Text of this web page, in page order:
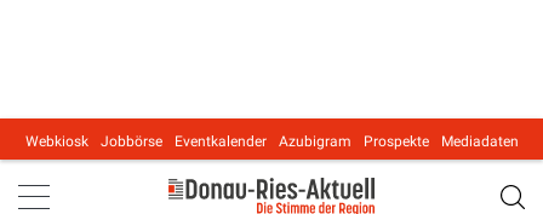
Main navigation
Webkiosk Jobbörse Eventkalender Azubigram Prospekte Mediadaten